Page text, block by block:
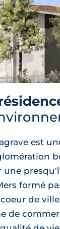
est
une
formé
de
de